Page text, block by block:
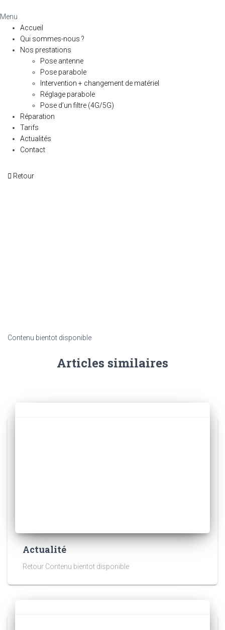
Menu
Accueil
Qui sommes-nous ?
Nos prestations
Pose antenne
Pose parabole
Intervention + changement de matériel
Réglage parabole
Pose d’un filtre (4G/5G)
Réparation
Tarifs
Actualités
Contact
Retour
Contenu bientot disponible
Articles similaires
Actualité
Retour Contenu bientot disponible